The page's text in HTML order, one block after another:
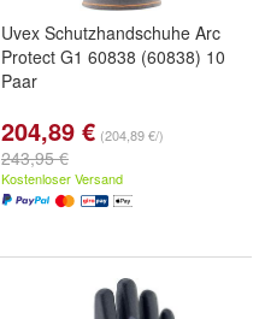
Uvex Schutzhandschuhe Arc
Protect G1 60838 (60838) 10
Paar
204,89 € (204,89 €/)
243,95 €
Kostenloser Versand